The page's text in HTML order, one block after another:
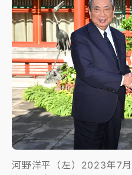
河野洋平（左）2023年7